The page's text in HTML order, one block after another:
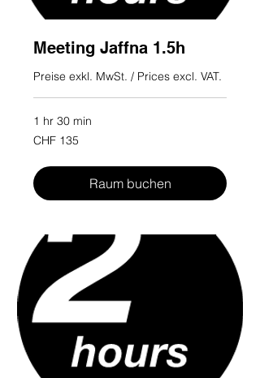
Meeting Jaffna 1.5h
Preise exkl. MwSt. / Prices excl. VAT.
1 hr 30 min
135
Swiss
CHF 135
Raum buchen